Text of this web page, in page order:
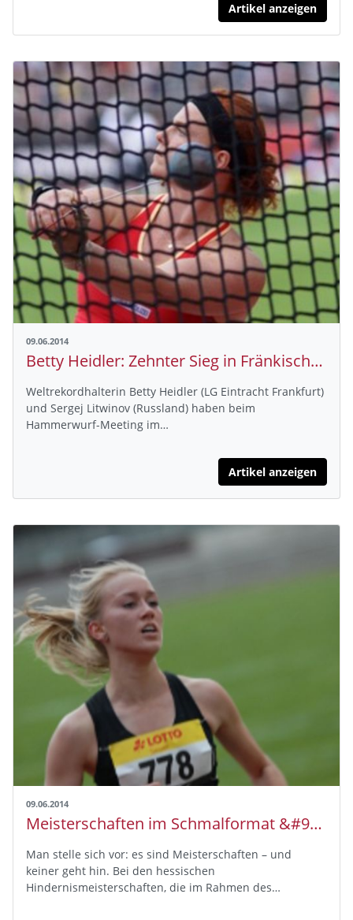
Artikel anzeigen
09.06.2014
Betty Heidler: Zehnter Sieg in Fränkisch-Crumbach
Weltrekordhalterin Betty Heidler (LG Eintracht Frankfurt)
und Sergej Litwinov (Russland) haben beim
Hammerwurf-Meeting im…
Artikel anzeigen
09.06.2014
Meisterschaften im Schmalformat &#9472; Svenssons Sololauf zur DM-Norm
Man stelle sich vor: es sind Meisterschaften – und
keiner geht hin. Bei den hessischen
Hindernismeisterschaften, die im Rahmen des…